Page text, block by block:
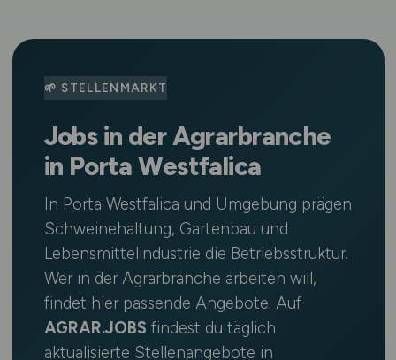
🌱 STELLENMARKT
Jobs in der Agrarbranche
in Porta Westfalica
In Porta Westfalica und Umgebung prägen
Schweinehaltung, Gartenbau und
Lebensmittelindustrie die Betriebsstruktur.
Wer in der Agrarbranche arbeiten will,
findet hier passende Angebote. Auf
AGRAR.JOBS findest du täglich
aktualisierte Stellenangebote in